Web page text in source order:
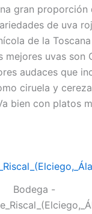
gran
de uva
de la
mejores uvas son
audaces que
ciruela y
bien con platos
Bodega -